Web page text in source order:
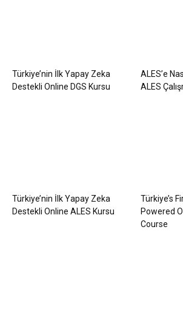
Türkiye’nin İlk Yapay Zeka
Destekli Online DGS Kursu
ALES’e
ALES
Türkiye’nin İlk Yapay Zeka
Destekli Online ALES Kursu
Türkiye’s
Powered
Course